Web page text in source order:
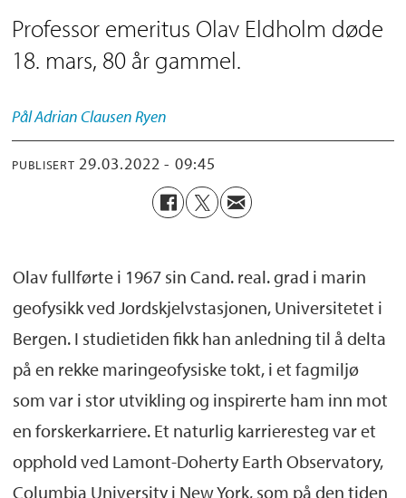
Professor emeritus Olav Eldholm døde
18. mars, 80 år gammel.
Pål AdrianClausen Ryen
PUBLISERT 29.03.2022 - 09:45
Olav fullførte i 1967 sin Cand. real. grad i marin
geofysikk ved Jordskjelvstasjonen, Universitetet i
Bergen. I studietiden fikk han anledning til å delta
på en rekke maringeofysiske tokt, i et fagmiljø
som var i stor utvikling og inspirerte ham inn mot
en forskerkarriere. Et naturlig karrieresteg var et
opphold ved Lamont-Doherty Earth Observatory,
Columbia University i New York, som på den tiden